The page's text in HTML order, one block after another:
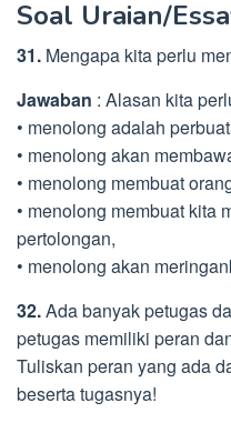
Soal Uraian/
31. Mengapa kita perlu
Jawaban : Alasan kita
• menolong adalah
• menolong akan
• menolong membuat
• menolong membuat kita
pertolongan,
• menolong akan
32.Ada banyak petugas
petugas memiliki peran
Tuliskan peran yang ada
beserta tugasnya!